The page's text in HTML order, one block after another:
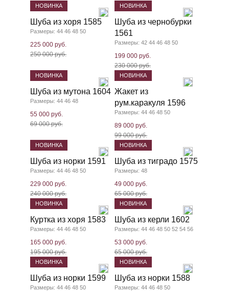
НОВИНКА
Шуба из хоря 1585
Размеры: 44 46 48 50
225 000 руб.
250 000 руб.
НОВИНКА
Шуба из чернобурки
1561
Размеры: 42 44 46 48 50
199 000 руб.
230 000 руб.
НОВИНКА
Шуба из мутона 1604
Размеры: 44 46 48
55 000 руб.
69 000 руб.
НОВИНКА
Жакет из
рум.каракуля 1596
Размеры: 44 46 48 50
89 000 руб.
99 000 руб.
НОВИНКА
Шуба из норки 1591
Размеры: 44 46 48 50
229 000 руб.
240 000 руб.
НОВИНКА
Шуба из тиградо 1575
Размеры: 48
49 000 руб.
65 000 руб.
НОВИНКА
Куртка из хоря 1583
Размеры: 44 46 48 50
165 000 руб.
195 000 руб.
НОВИНКА
Шуба из керли 1602
Размеры: 44 46 48 50 52 54 56
53 000 руб.
65 000 руб.
НОВИНКА
Шуба из норки 1599
Размеры: 44 46 48 50
НОВИНКА
Шуба из норки 1588
Размеры: 44 46 48 50